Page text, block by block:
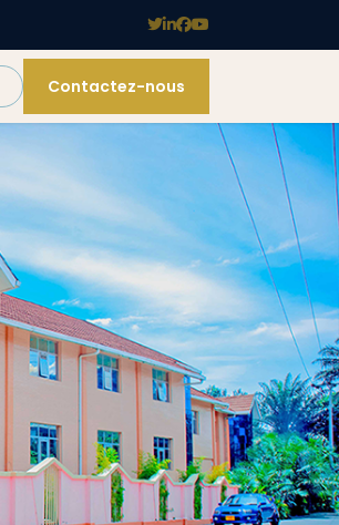
Contactez-nous